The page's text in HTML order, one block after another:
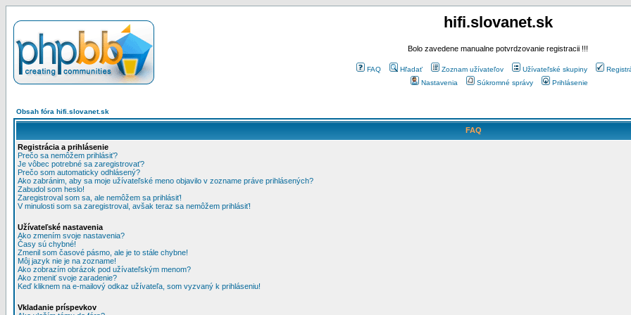
hifi.slovanet.sk
Bolo zavedene manualne potvrdzovanie registracii !!!
FAQ Hľadať Zoznam užívateľov Užívateľské skupiny
Nastavenia
Súkromné správy Prihlásenie
Obsah fóra hifi.slovanet.sk
FAQ
Registrácia a prihlásenie
Prečo sa nemôžem prihlásiť?
Je vôbec potrebné sa zaregistrovať?
Prečo som automaticky odhlásený?
Ako zabránim, aby sa moje užívateľské meno objavilo v zozname práve prihlásených?
Zabudol som heslo!
Zaregistroval som sa, ale nemôžem sa prihlásiť!
V minulosti som sa zaregistroval, avšak teraz sa nemôžem prihlásiť!
Užívateľské nastavenia
Ako zmením svoje nastavenia?
Časy sú chybné!
Zmenil som časové pásmo, ale je to stále chybne!
Môj jazyk nie je na zozname!
Ako zobrazím obrázok pod užívateľským menom?
Ako zmeniť svoje zaradenie?
Keď kliknem na e-mailový odkaz užívateľa, som vyzvaný k prihláseniu!
Vkladanie príspevkov